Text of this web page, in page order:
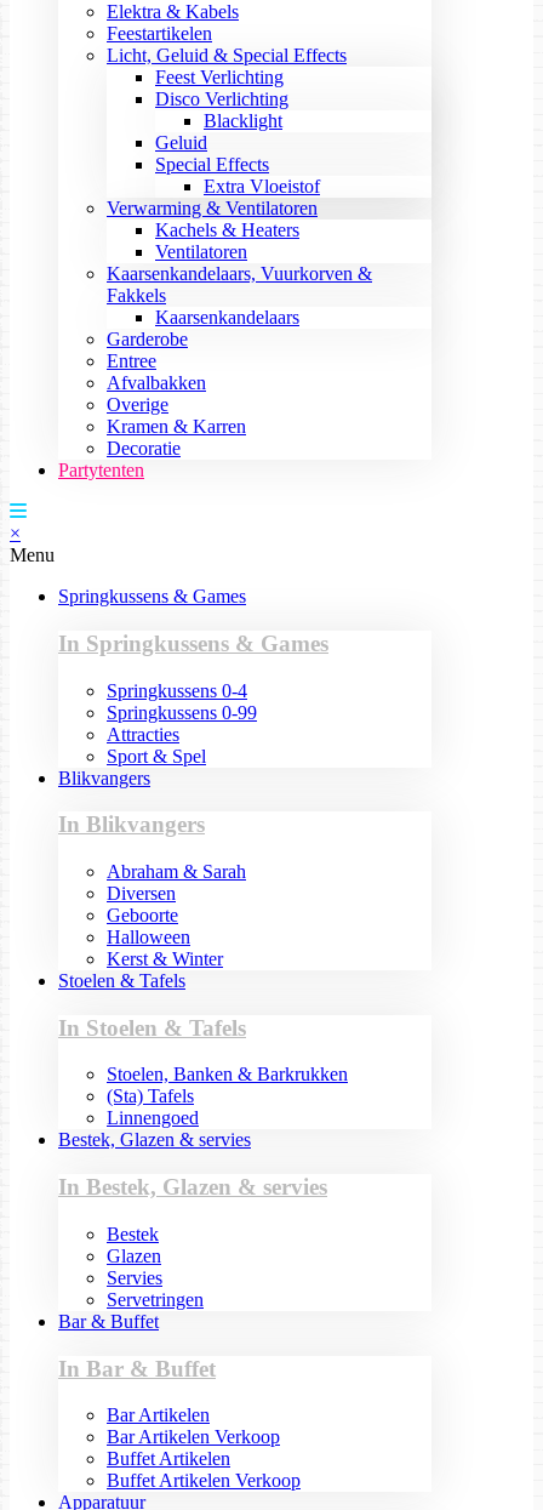
Elektra & Kabels
Feestartikelen
Licht, Geluid & Special Effects
Feest Verlichting
Disco Verlichting
Blacklight
Geluid
Special Effects
Extra Vloeistof
Verwarming & Ventilatoren
Kachels & Heaters
Ventilatoren
Kaarsenkandelaars, Vuurkorven &
Fakkels
Kaarsenkandelaars
Garderobe
Entree
Afvalbakken
Overige
Kramen & Karren
Decoratie
Partytenten
×
Menu
Springkussens & Games
In Springkussens & Games
Springkussens 0-4
Springkussens 0-99
Attracties
Sport & Spel
Blikvangers
In Blikvangers
Abraham & Sarah
Diversen
Geboorte
Halloween
Kerst & Winter
Stoelen & Tafels
In Stoelen & Tafels
Stoelen, Banken & Barkrukken
(Sta) Tafels
Linnengoed
Bestek, Glazen & servies
In Bestek, Glazen & servies
Bestek
Glazen
Servies
Servetringen
Bar & Buffet
In Bar & Buffet
Bar Artikelen
Bar Artikelen Verkoop
Buffet Artikelen
Buffet Artikelen Verkoop
Apparatuur